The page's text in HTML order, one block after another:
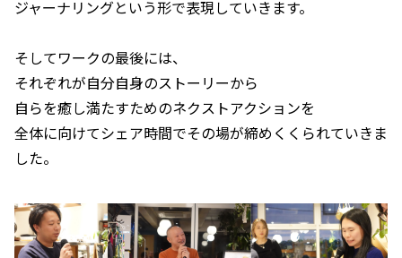
ジャーナリングという形で表現していきます。
そしてワークの最後には、
それぞれが自分自身のストーリーから
自らを癒し満たすためのネクストアクションを
全体に向けてシェア時間でその場が締めくくられていきま
した。